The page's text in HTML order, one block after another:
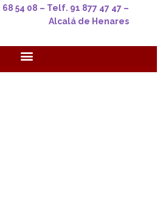
54 08 – Telf. 91 877 47 47 –
Alcalá de Henares